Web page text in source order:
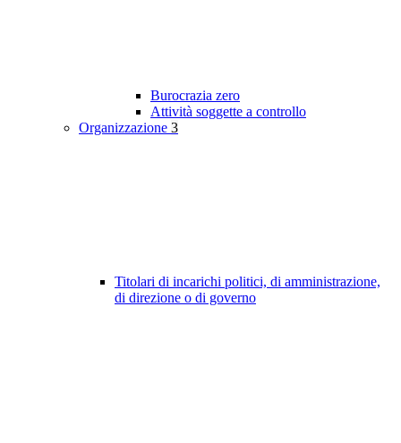
Burocrazia zero
Attività soggette a controllo
Organizzazione 3
Titolari di incarichi politici, di amministrazione,
di direzione o di governo